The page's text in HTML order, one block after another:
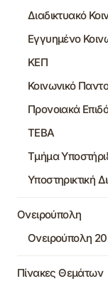
Διαδικτυακό
Εγγυημένο
ΚΕΠ
Κοινωνικό
Προνοιακά
ΤΕΒΑ
Τμήμα
Υποστηρικτική
Ονειρούπολη
Ονειρούπολη
Πίνακες Θεμάτων